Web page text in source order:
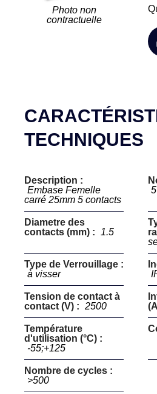
Photo non
contractuelle
TECHNIQUES
Description :
Embase Femelle
carré 25mm 5 contacts
5
Diametre des
contacts (mm) :
1.5
Type de Verrouillage :
à visser
Tension de contact à
contact (V) : 2500
Température
d'utilisation (°C) :
-55;+125
Nombre de cycles :
>500